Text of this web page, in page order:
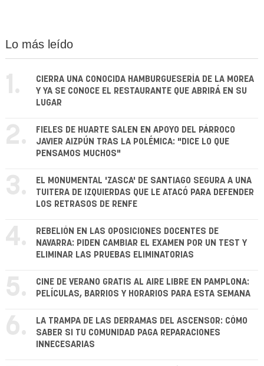
Lo más leído
1.
CIERRA UNA CONOCIDA HAMBURGUESERÍA DE LA MOREA
Y YA SE CONOCE EL RESTAURANTE QUE ABRIRÁ EN SU
LUGAR
2.
FIELES DE HUARTE SALEN EN APOYO DEL PÁRROCO
JAVIER AIZPÚN TRAS LA POLÉMICA: "DICE LO QUE
PENSAMOS MUCHOS"
3.
EL MONUMENTAL 'ZASCA' DE SANTIAGO SEGURA A UNA
TUITERA DE IZQUIERDAS QUE LE ATACÓ PARA DEFENDER
LOS RETRASOS DE RENFE
4.
REBELIÓN EN LAS OPOSICIONES DOCENTES DE
NAVARRA: PIDEN CAMBIAR EL EXAMEN POR UN TEST Y
ELIMINAR LAS PRUEBAS ELIMINATORIAS
5.
CINE DE VERANO GRATIS AL AIRE LIBRE EN PAMPLONA:
PELÍCULAS, BARRIOS Y HORARIOS PARA ESTA SEMANA
6.
LA TRAMPA DE LAS DERRAMAS DEL ASCENSOR: CÓMO
SABER SI TU COMUNIDAD PAGA REPARACIONES
INNECESARIAS